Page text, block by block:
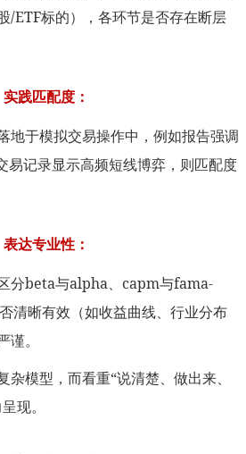
/ETF标的），各环节是否存在断层
实践匹配度：
地于模拟交易操作中，例如报告强调
易记录显示高频短线博弈，则匹配度
表达专业性：
分beta与alpha、capm与fama-
清晰有效（如收益曲线、行业分布
。
模型，而看重“说清楚、做出来、
现。